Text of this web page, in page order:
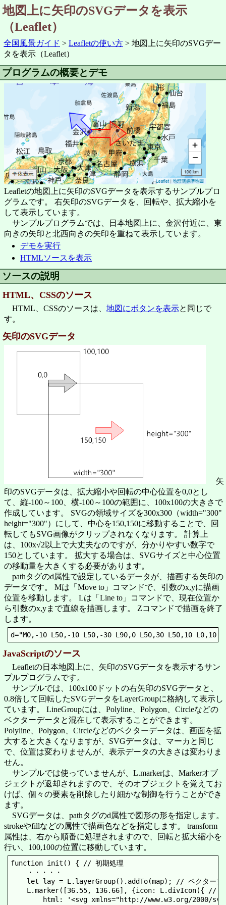
地図上に矢印のSVGデータを表示
（Leaflet）
全国風景ガイド Leafletの使い方
地図上に矢印のSVGデー
タを表示（Leaflet）
プログラムの概要とデモ
Leafletの地図上に矢印のSVGデータを表示するサンプルプロ
グラムです。 右矢印のSVGデータを、回転や、拡大縮小を
して表示しています。
サンプルプログラムでは、日本地図上に、金沢付近に、東
向きの矢印と北西向きの矢印を重ねて表示しています。
デモを実行
HTMLソースを表示
ソースの説明
HTML、CSSのソース
HTML、CSSのソースは、 地図にボタンを表示と同じで
す。
矢印のSVGデータ
矢
印のSVGデータは、拡大縮小や回転の中心位置を0,0とし
て、縦-100～100、横-100～100の範囲に、100x100の大きさで
作成しています。 SVGの領域サイズを300x300（width="300"
height="300"）にして、中心を150,150に移動することで、回
転してもSVG画像がクリップされなくなります。 計算上
は、100x√2以上で大丈夫なのですが、分かりやすい数字で
150としています。 拡大する場合は、SVGサイズと中心位置
の移動量を大きくする必要があります。
pathタグのd属性で設定しているデータが、描画する矢印の
データです。 Mは「Move to」コマンドで、引数のx,yに描画
位置を移動します。 Lは「Line to」コマンドで、現在位置か
ら引数のx,yまで直線を描画します。 Zコマンドで描画を終了
します。
d="M0,-10 L50,-10 L50,-30 L90,0 L50,30 L50,10 L0,10
JavaScriptのソース
Leafletの日本地図上に、矢印のSVGデータを表示するサン
プルプログラムです。
サンプルでは、100x100ドットの右矢印のSVGデータと、
0.8倍して回転したSVGデータをLayerGroupに格納して表示し
ています。 LineGroupには、Polyline、Polygon、Circleなどの
ベクターデータと混在して表示することができます。
Polyline、Polygon、Circleなどのベクターデータは、画面を拡
大すると大きくなりますが、SVGデータは、マーカと同じ
で、位置は変わりませんが、表示データの大きさは変わりま
せん。
サンプルでは使っていませんが、L.markerは、Markerオブ
ジェクトが返却されますので、そのオブジェクトを覚えてお
けば、個々の要素を削除したり細かな制御を行うことができ
ます。
SVGデータは、pathタグのd属性で図形の形を指定します。
strokeやfillなどの属性で描画色などを指定します。 transform
属性は、右から順番に処理されますので、回転と拡大縮小を
行い、100,100の位置に移動しています。
function init() { // 初期処理